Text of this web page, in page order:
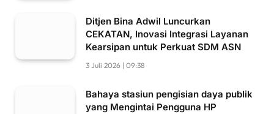
Ditjen Bina Adwil Luncurkan
CEKATAN, Inovasi Integrasi Layanan
Kearsipan untuk Perkuat SDM ASN
3 Juli 2026 | 09:38
Bahaya stasiun pengisian daya publik
yang Mengintai Pengguna HP